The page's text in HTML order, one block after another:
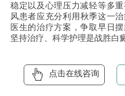
稳定以及心理压力减轻等多
风患者应充分利用秋季这一
医生的治疗方案，争取早日
坚持治疗、科学护理是战胜白
点击在线咨询